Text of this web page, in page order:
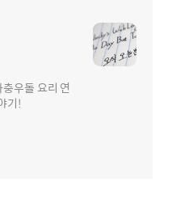
우돌 요리 연
기!